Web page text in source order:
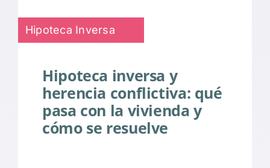
Hipoteca Inversa
Hipoteca inversa y
herencia conflictiva: qué
pasa con la vivienda y
cómo se resuelve